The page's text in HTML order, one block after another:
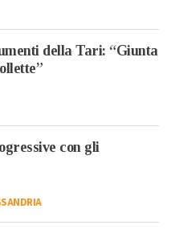
della Tari: “Giunta
con gli